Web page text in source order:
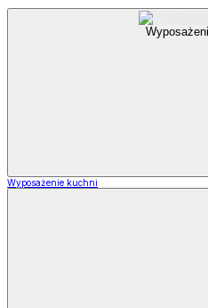
Wyposażenie kuchni